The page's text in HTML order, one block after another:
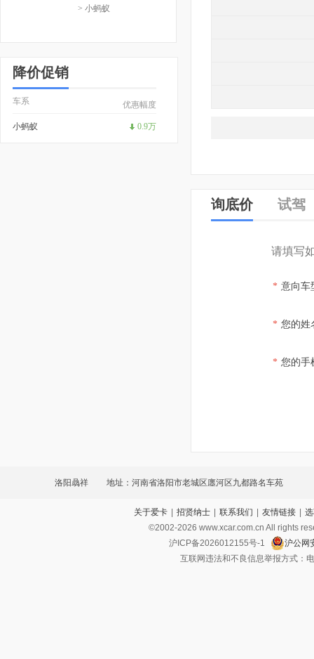
> 小蚂蚁
降价促销
车系 优惠幅度
小蚂蚁 0.9万
询底价 试驾
请填写
* 意向车
* 您的姓
* 您的手
洛阳骉祥 地址：河南省洛阳市老城区廛河区九都路名车苑
关于爱卡 | 招贤纳士 | 联系我们 | 友情链接 |
©2002-2026 www.xcar.com.cn All rights
沪ICP备2026012155号-1
沪公网
互联网违法和不良信息举报方式：